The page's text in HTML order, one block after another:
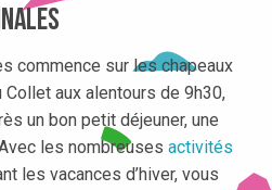
commence sur les chapeaux
aux alentours de 9h30,
un bon petit déjeuner, une
les nombreuses activités
les vacances d’hiver, vous